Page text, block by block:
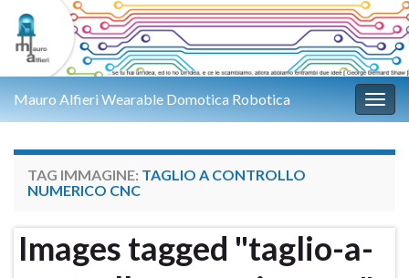
Mauro Alfieri Wearable Domotica Robotica
TAG IMMAGINE: TAGLIO A CONTROLLO
NUMERICO CNC
Images tagged "taglio-a-